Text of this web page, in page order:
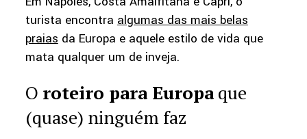
turista encontra algumas das mais belas
praias da Europa e aquele estilo de vida que
mata qualquer um de inveja.
O roteiro para Europaque
(quase) ninguém faz